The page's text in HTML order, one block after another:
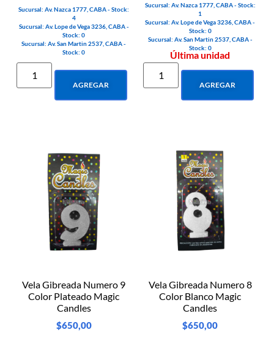
Sucursal: Av. Nazca 1777, CABA - Stock:
4
Sucursal: Av. Lope de Vega 3236, CABA -
Stock: 0
Sucursal: Av. San Martin 2537, CABA -
Stock: 0
AGREGAR
Sucursal: Av. Nazca 1777, CABA - Stock:
1
Sucursal: Av. Lope de Vega 3236, CABA -
Stock: 0
Sucursal: Av. San Martin 2537, CABA -
Stock: 0
Última unidad
AGREGAR
Vela Gibreada Numero 9
Color Plateado Magic
Candles
$650,00
Vela Gibreada Numero 8
Color Blanco Magic
Candles
$650,00